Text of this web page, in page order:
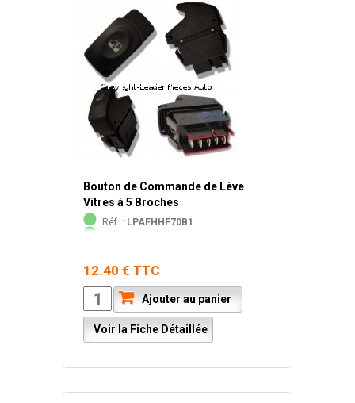
Bouton de Commande de Lève
Vitres à 5 Broches
Réf. : LPAFHHF70B1
12.40 € TTC
Ajouter au panier
Voir la Fiche Détaillée